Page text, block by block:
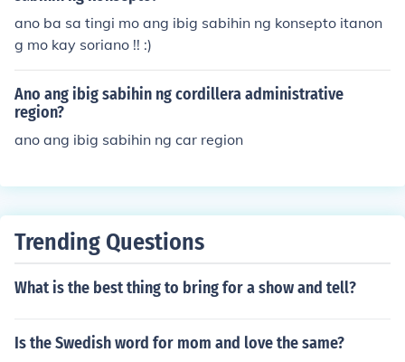
ano ba sa tingi mo ang ibig sabihin ng konsepto itanon
g mo kay soriano !! :)
Ano ang ibig sabihin ng cordillera administrative
region?
ano ang ibig sabihin ng car region
Trending Questions
What is the best thing to bring for a show and tell?
Is the Swedish word for mom and love the same?